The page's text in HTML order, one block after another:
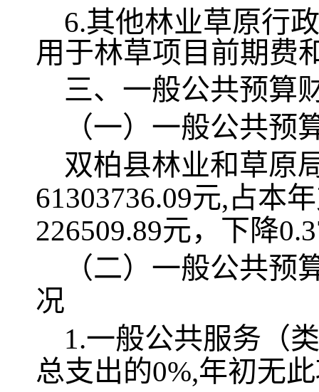
6.其他林业草原行
用于林草项目前期费
三、一般公共预算
（一）一般公共
双柏县林业和草原
61303736.09元,占本
226509.89元，下降
（二）一般公共预
况
1.一般公共服务（
总支出的0%,年初无